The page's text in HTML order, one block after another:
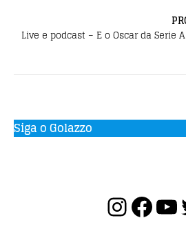
Live e podcast – E o Oscar da Serie
Siga o Golazzo